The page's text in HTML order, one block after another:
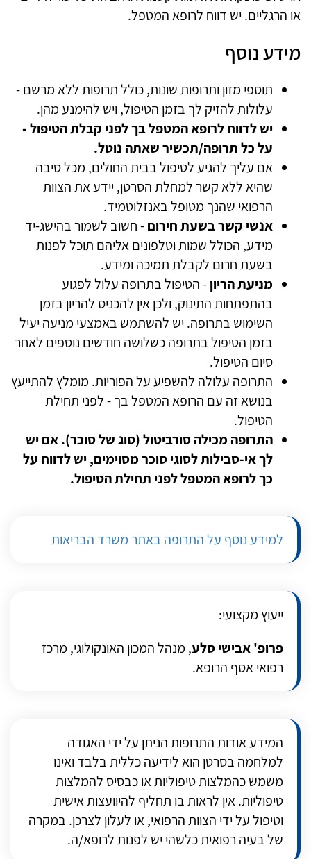
או הרגליים. יש דווח לרופא המטפל.
מידע נוסף
תוספי מזון ותרופות שונות, כולל תרופות ללא מרשם -
עלולות להזיק לך בזמן הטיפול, ויש להימנע מהן.
יש לדווח לרופא המטפל בך לפני קבלת הטיפול -
על כל תרופה/תכשיר שאתה נוטל.
אם עליך להגיע לטיפול בבית החולים, מכל סיבה
שהיא ללא קשר למחלת הסרטן, יידע את הצוות
הרפואי שהנך מטופל באנזלוטמיד.
אנשי קשר בשעת חירום- חשוב לשמור בהישג-יד
מידע, הכולל שמות וטלפונים אליהם תוכל לפנות
בשעת חרום לקבלת תמיכה ומידע.
מניעת הריון- הטיפול בתרופה עלול לפגוע
בהתפתחות התינוק, ולכן אין להכניס להריון בזמן
השימוש בתרופה. יש להשתמש באמצעי מניעה יעיל
בזמן הטיפול בתרופה כשלושה חודשים נוספים לאחר
סיום הטיפול.
התרופה עלולה להשפיע על הפוריות. מומלץ להתייעץ
בנושא זה עם הרופא המטפל בך - לפני תחילת
הטיפול.
התרופה מכילה סורביטול (סוג של סוכר). אם יש
לך אי-סבילות לסוגי סוכר מסוימים, יש לדווח על
כך לרופא המטפל לפני תחילת הטיפול.
למידע נוסף על התרופה באתר משרד הבריאות
ייעוץ מקצועי:
פרופ' אבישי סלע, מנהל המכון האונקולוגי, מרכז
רפואי אסף הרופא.
המידע אודות התרופות הניתן על ידי האגודה
למלחמה בסרטן הוא לידיעה כללית בלבד ואינו
משמש כהמלצות טיפוליות או כבסיס להמלצות
טיפוליות. אין לראות בו תחליף להיוועצות אישית
וטיפול על ידי הצוות הרפואי, או לעלון לצרכן. במקרה
של בעיה רפואית כלשהי יש לפנות לרופא/ה.